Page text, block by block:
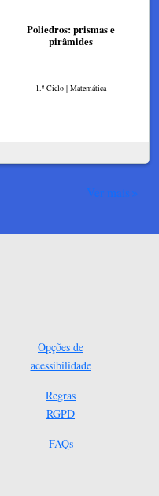
Poliedros: prismas e
pirâmides
1.º Ciclo | Matemática
Ver mais
Opções de
acessibilidade
Regras
RGPD
FAQs